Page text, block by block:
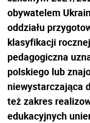
obywatelem
oddziału
klasyfikacji
pedagogiczna
polskiego lub
niewystarczająca
też zakres
edukacyjnych